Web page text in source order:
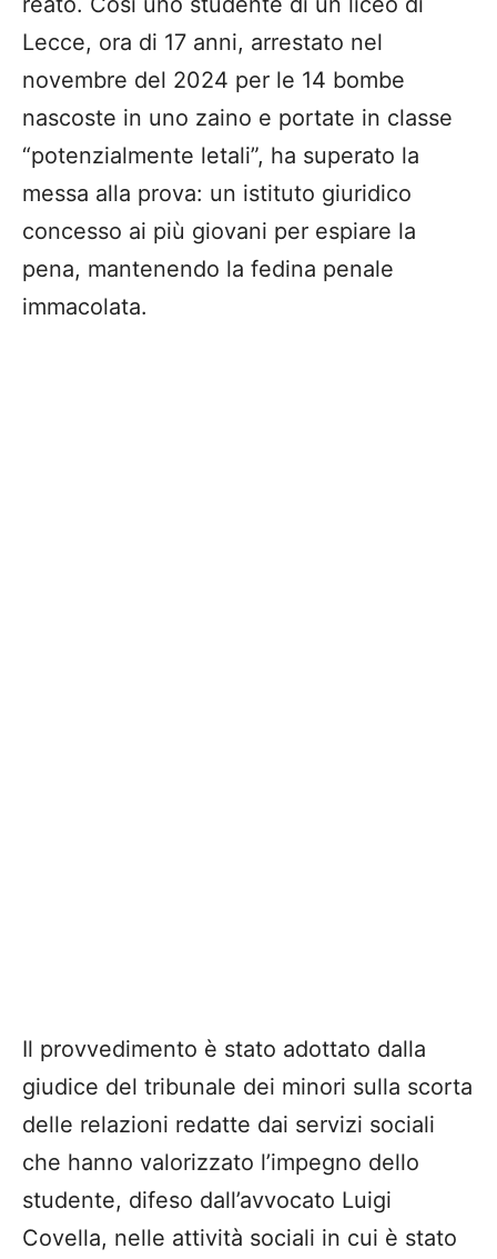
Lecce, ora di 17 anni, arrestato nel
novembre del 2024 per le 14 bombe
nascoste in uno zaino e portate in classe
“potenzialmente letali”, ha superato la
messa alla prova: un istituto giuridico
concesso ai più giovani per espiare la
pena, mantenendo la fedina penale
immacolata.
Il provvedimento è stato adottato dalla
giudice del tribunale dei minori sulla scorta
delle relazioni redatte dai servizi sociali
che hanno valorizzato l’impegno dello
studente, difeso dall’avvocato Luigi
Covella, nelle attività sociali in cui è stato